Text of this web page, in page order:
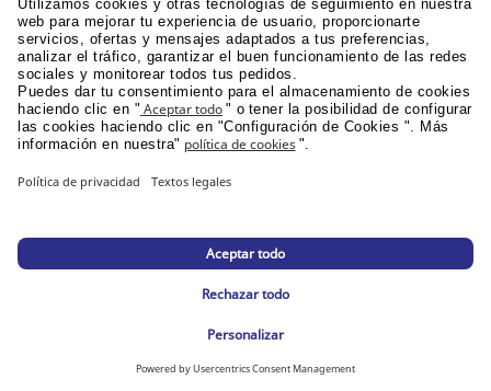
PPU área de clientes
Catálogos y promociones
Documentación corporativa
© Lyreco 2026
Declaración de Accesibilidad||Política de
Configuración de la privacidad